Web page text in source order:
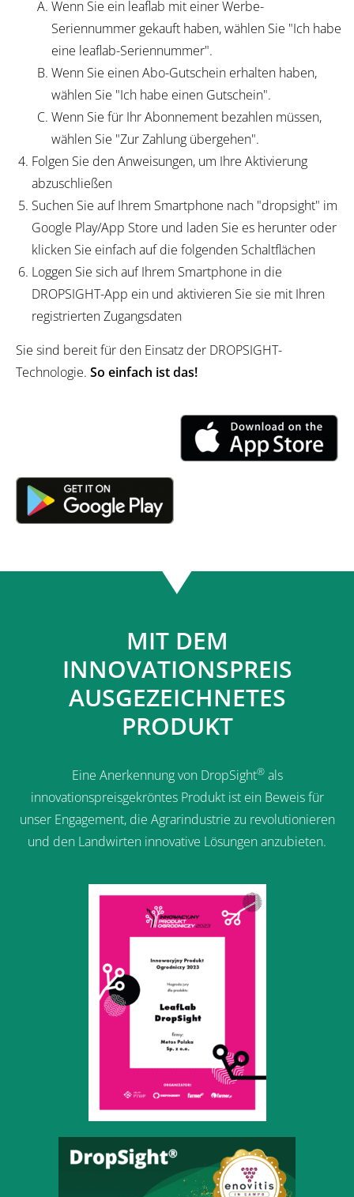
Wenn Sie ein leaflab mit einer Werbe-
Seriennummer gekauft haben, wählen Sie "Ich habe
eine leaflab-Seriennummer".
Wenn Sie einen Abo-Gutschein erhalten haben,
wählen Sie "Ich habe einen Gutschein".
Wenn Sie für Ihr Abonnement bezahlen müssen,
wählen Sie "Zur Zahlung übergehen".
Folgen Sie den Anweisungen, um Ihre Aktivierung
abzuschließen
Suchen Sie auf Ihrem Smartphone nach "dropsight" im
Google Play/App Store und laden Sie es herunter oder
klicken Sie einfach auf die folgenden Schaltflächen
Loggen Sie sich auf Ihrem Smartphone in die
DROPSIGHT-App ein und aktivieren Sie sie mit Ihren
registrierten Zugangsdaten
Sie sind bereit für den Einsatz der DROPSIGHT-
Technologie. So einfach ist das!
MIT DEM
INNOVATIONSPREIS
AUSGEZEICHNETES
PRODUKT
Eine Anerkennung von DropSight®als
innovationspreisgekröntes Produkt ist ein Beweis für
unser Engagement, die Agrarindustrie zu revolutionieren
und den Landwirten innovative Lösungen anzubieten.